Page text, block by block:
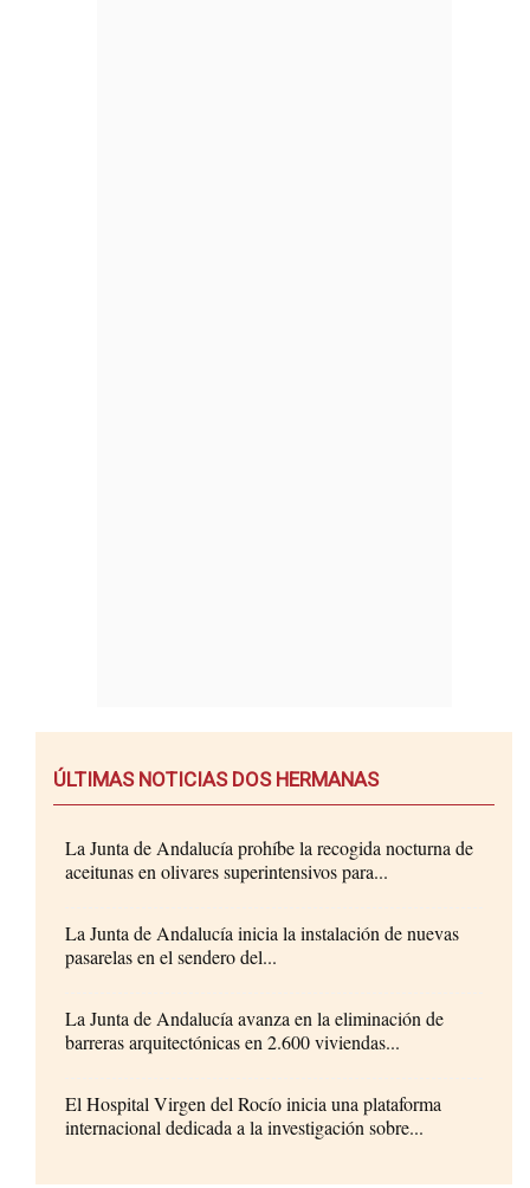
ÚLTIMAS NOTICIAS DOS HERMANAS
La Junta de Andalucía prohíbe la recogida nocturna de
aceitunas en olivares superintensivos para...
La Junta de Andalucía inicia la instalación de nuevas
pasarelas en el sendero del...
La Junta de Andalucía avanza en la eliminación de
barreras arquitectónicas en 2.600 viviendas...
El Hospital Virgen del Rocío inicia una plataforma
internacional dedicada a la investigación sobre...